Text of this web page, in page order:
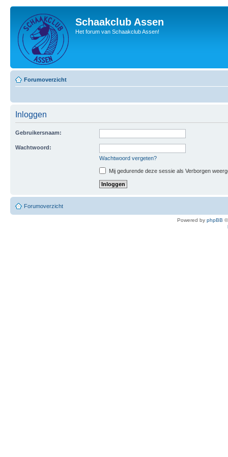
Schaakclub Assen
Het forum van Schaakclub Assen!
Forumoverzicht
Inloggen
Gebruikersnaam:
Wachtwoord:
Wachtwoord vergeten?
Mij gedurende deze sessie als Verborgen
Forumoverzicht
Powered by phpBB